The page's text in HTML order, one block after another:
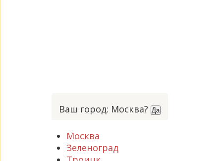
Ваш город: Москва? Да
Москва
Зеленоград